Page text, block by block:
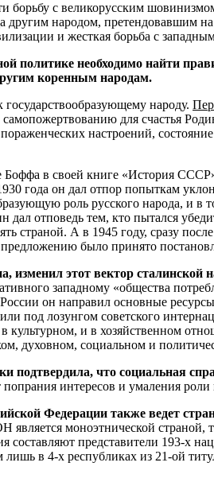
борьбу с великорусским
другим народом,
и жесткая борьба с
политике необходимо найти
коренным народам.
народу.
для счастья
настроений,
в своей книге «История
года он дал отпор попыткам
роль русского народа, и
отповедь тем, кто пытался
страной. А в 1945 году, сразу
было принято
этот вектор сталинской
западному «общества
он направил основные
под лозунгом советского
культурном, и в хозяйственном
духовном, социальном и
подтвердила, что социальная
интересов и умаления
Федерации также ведет
моноэтнической страной,
составляют представители 193-х
в 4-х республиках из 21-ой